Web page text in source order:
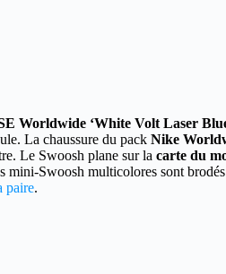
Worldwide ‘White Volt Laser
La chaussure du pack Nike
Le Swoosh plane sur la carte du
mini-Swoosh multicolores sont
paire.